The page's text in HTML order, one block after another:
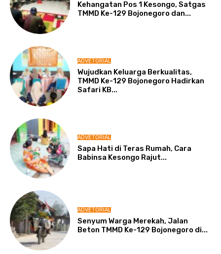
Kehangatan Pos 1 Kesongo, Satgas
TMMD Ke-129 Bojonegoro dan...
ADVETORIAL
Wujudkan Keluarga Berkualitas,
TMMD Ke-129 Bojonegoro Hadirkan
Safari KB...
ADVETORIAL
Sapa Hati di Teras Rumah, Cara
Babinsa Kesongo Rajut...
ADVETORIAL
Senyum Warga Merekah, Jalan
Beton TMMD Ke-129 Bojonegoro di...